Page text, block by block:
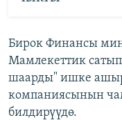
Бирок Финансы
Мамлекеттик
шаарды" ишке
компаниясынын
билдирүүдө.